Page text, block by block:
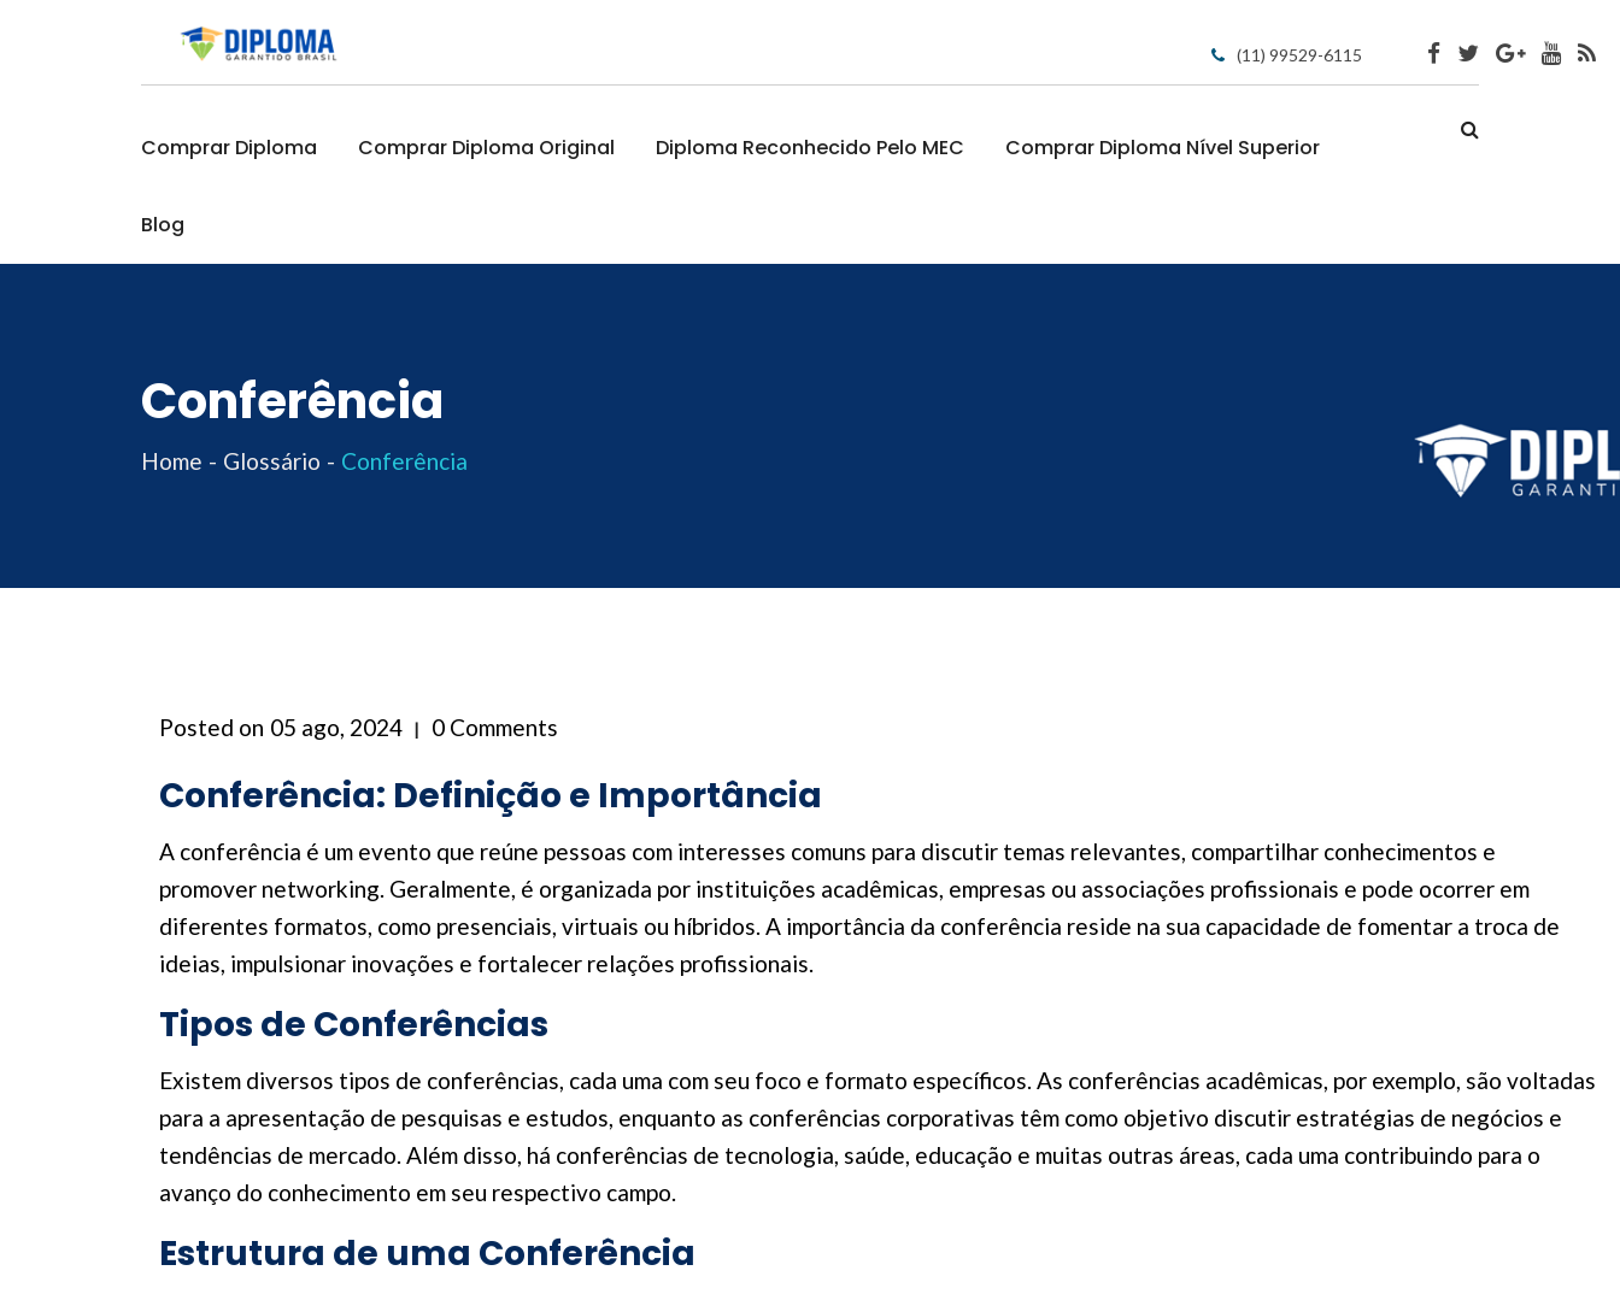
(11) 99529-6115
Comprar Diploma Comprar Diploma Original Diploma Reconhecido Pelo MEC Comprar Diploma Nível Superior
Blog
Conferência
Home Glossário Conferência
Posted on 05 ago, 2024 0 Comments
Conferência: Definição e Importância
A conferência é um evento que reúne pessoas com interesses comuns para discutir temas relevantes, compartilhar conhecimentos e
promover networking. Geralmente, é organizada por instituições acadêmicas, empresas ou associações profissionais e pode ocorrer em
diferentes formatos, como presenciais, virtuais ou híbridos. A importância da conferência reside na sua capacidade de fomentar a troca de
ideias, impulsionar inovações e fortalecer relações profissionais.
Tipos de Conferências
Existem diversos tipos de conferências, cada uma com seu foco e formato específicos. As conferências acadêmicas, por exemplo, são voltadas
para a apresentação de pesquisas e estudos, enquanto as conferências corporativas têm como objetivo discutir estratégias de negócios e
tendências de mercado. Além disso, há conferências de tecnologia, saúde, educação e muitas outras áreas, cada uma contribuindo para o
avanço do conhecimento em seu respectivo campo.
Estrutura de uma Conferência